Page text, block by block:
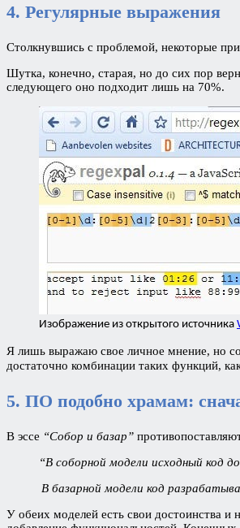
4. Регулярные выражения
Столкнувшись с проблемой, некоторые
Шутка, конечно, старая, но до сих пор
следующего оно подходит лишь на 70%.
Изображение из открытого источника
Я лишь выражаю свое личное мнение, но
достаточно комбинации таких функций,
5. ПО подобно храмам:
В эссе “Собор и базар”
“В соборной модели исходный код
В базарной модели код
У обеих моделей есть свои достоинства и